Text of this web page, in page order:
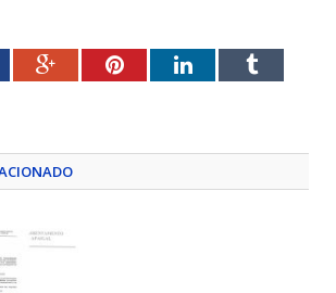
Google+PinterestLinkedInTumblr